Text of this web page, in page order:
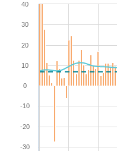
Combination chart
View as data table,
The chart has 1 X axis
The chart has 1 Y
-30
-20
-10
0
10
20
30
40